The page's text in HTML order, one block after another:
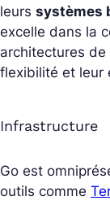
leurs systèmes
excelle dans la
architectures de
flexibilité et leur
Infrastructure
Go est
outils comme